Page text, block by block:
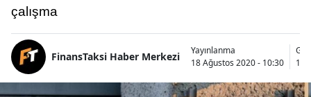
çalışma
FinansTaksi Haber Merkezi
Yayınlanma
18 Ağustos 2020 - 10:30
18